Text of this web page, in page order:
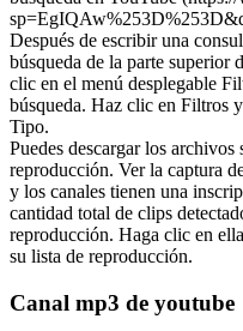
Después de escribir una
búsqueda de la parte superior
clic en el menú desplegable
búsqueda. Haz clic en Filtros
Tipo.
Puedes descargar los
reproducción. Ver la captura
y los canales tienen una
cantidad total de clips
reproducción. Haga clic en
su lista de reproducción.
Canal mp3 de youtube